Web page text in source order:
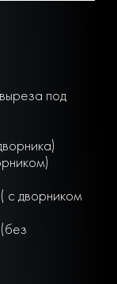
под
с дворником